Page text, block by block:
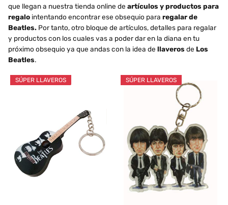
que llegan a nuestra tienda online de artículos y productos para
regalo intentando encontrar ese obsequio para regalar de
Beatles. Por tanto, otro bloque de artículos, detalles para regalar
y productos con los cuales vas a poder dar en la diana en tu
próximo obsequio ya que andas con la idea de llaveros de Los
Beatles.
SÚPER LLAVEROS SÚPER LLAVEROS